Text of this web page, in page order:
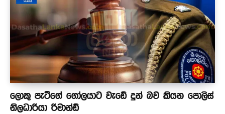
ලොකු පැටීගේ ගෝලයාට වැඩේ දුන් බව කියන පොලිස්
නිලධාරියා රිමාන්ඩ්